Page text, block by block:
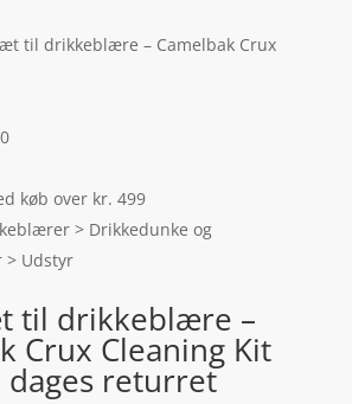
til drikkeblære – Camelbak Crux
køb over kr. 499
> Drikkedunke og
> Udstyr
til drikkeblære –
Crux Cleaning Kit
dages returret